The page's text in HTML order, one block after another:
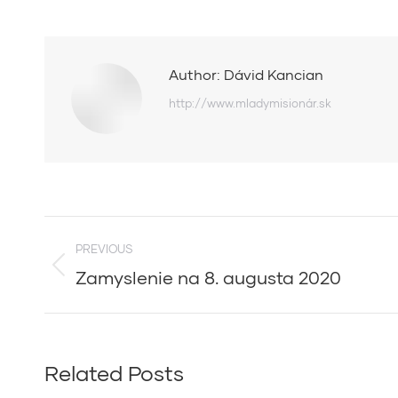
Author: Dávid Kancian
http://www.mladymisionár.sk
navigation
PREVIOUS
Previous
Zamyslenie na 8. augusta 2020
Related Posts